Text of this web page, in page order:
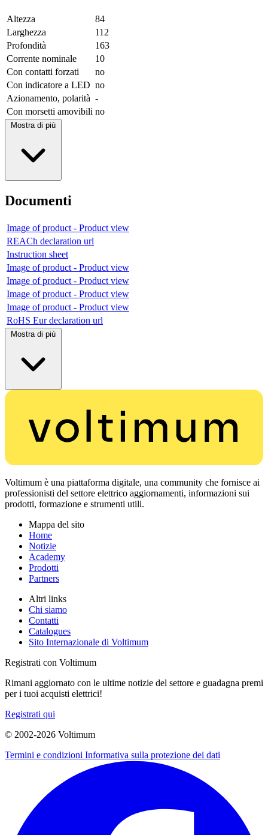
Altezza
84
Larghezza
112
Profondità
163
Corrente nominale
10
Con contatti forzati
no
Con indicatore a LED no
Azionamento, polarità -
Con morsetti amovibili no
Mostra di più
Documenti
Image of product - Product view
REACh declaration url
Instruction sheet
Image of product - Product view
Image of product - Product view
Image of product - Product view
Image of product - Product view
RoHS Eur declaration url
Mostra di più
Voltimum è una piattaforma digitale, una community che fornisce ai
professionisti del settore elettrico aggiornamenti, informazioni sui
prodotti, formazione e strumenti utili.
Mappa del sito
Home
Notizie
Academy
Prodotti
Partners
Altri links
Chi siamo
Contatti
Catalogues
Sito Internazionale di Voltimum
Registrati con Voltimum
Rimani aggiornato con le ultime notizie del settore e guadagna premi
per i tuoi acquisti elettrici!
Registrati qui
© 2002-2026 Voltimum
Termini e condizioni Informativa sulla protezione dei dati